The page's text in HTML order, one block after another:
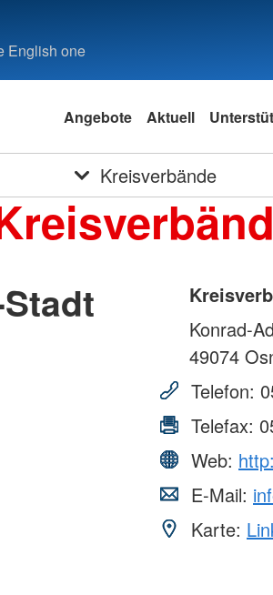
English one
Angebote Aktuell
Kreisverbände
Konrad-
49074
Telefon:
Telefax:
Web:
E-Mail:
Karte: